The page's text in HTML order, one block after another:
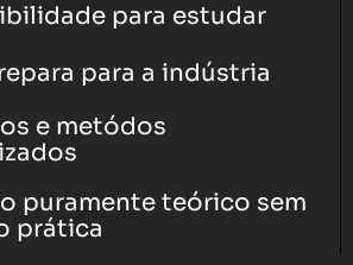
para estudar
para a indústria
e metódos
puramente teórico sem
prática